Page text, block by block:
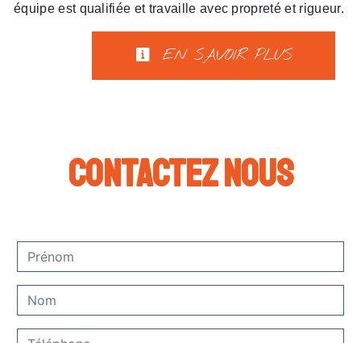
équipe est qualifiée et travaille avec propreté et rigueur.
EN SAVOIR PLUS
Contactez nous